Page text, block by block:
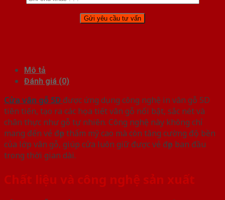
Mô tả
Đánh giá (0)
Cửa vân gỗ 5D được ứng dụng công nghệ in vân gỗ 5D
tiên tiến, tạo ra các họa tiết vân gỗ nổi bật, sắc nét và
chân thực như gỗ tự nhiên. Công nghệ này không chỉ
mang đến vẻ đẹp thẩm mỹ cao mà còn tăng cường độ bền
của lớp vân gỗ, giúp cửa luôn giữ được vẻ đẹp ban đầu
trong thời gian dài.
Chất liệu và công nghệ sản xuất